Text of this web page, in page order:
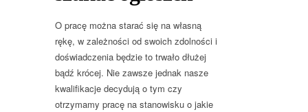
O pracę można starać się na własną
rękę, w zależności od swoich zdolności i
doświadczenia będzie to trwało dłużej
bądź krócej. Nie zawsze jednak nasze
kwalifikacje decydują o tym czy
otrzymamy pracę na stanowisku o jakie